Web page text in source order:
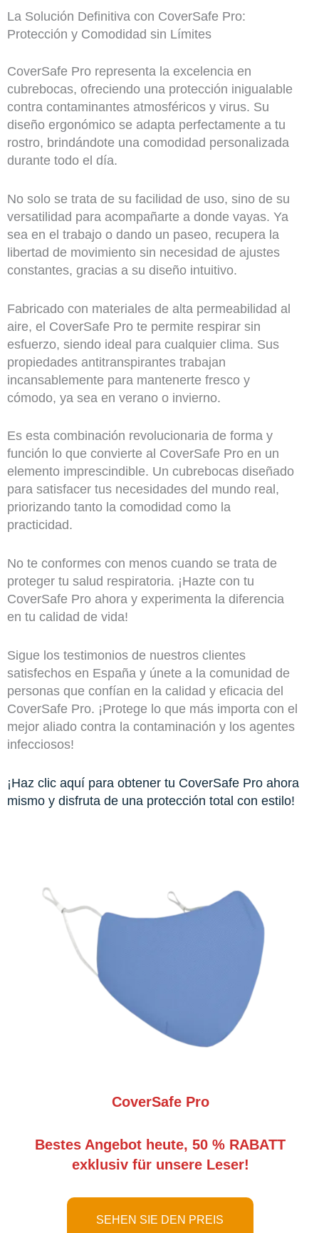
La Solución Definitiva con CoverSafe Pro:
Protección y Comodidad sin Límites
CoverSafe Pro representa la excelencia en
cubrebocas, ofreciendo una protección inigualable
contra contaminantes atmosféricos y virus. Su
diseño ergonómico se adapta perfectamente a tu
rostro, brindándote una comodidad personalizada
durante todo el día.
No solo se trata de su facilidad de uso, sino de su
versatilidad para acompañarte a donde vayas. Ya
sea en el trabajo o dando un paseo, recupera la
libertad de movimiento sin necesidad de ajustes
constantes, gracias a su diseño intuitivo.
Fabricado con materiales de alta permeabilidad al
aire, el CoverSafe Pro te permite respirar sin
esfuerzo, siendo ideal para cualquier clima. Sus
propiedades antitranspirantes trabajan
incansablemente para mantenerte fresco y
cómodo, ya sea en verano o invierno.
Es esta combinación revolucionaria de forma y
función lo que convierte al CoverSafe Pro en un
elemento imprescindible. Un cubrebocas diseñado
para satisfacer tus necesidades del mundo real,
priorizando tanto la comodidad como la
practicidad.
No te conformes con menos cuando se trata de
proteger tu salud respiratoria. ¡Hazte con tu
CoverSafe Pro ahora y experimenta la diferencia
en tu calidad de vida!
Sigue los testimonios de nuestros clientes
satisfechos en España y únete a la comunidad de
personas que confían en la calidad y eficacia del
CoverSafe Pro. ¡Protege lo que más importa con el
mejor aliado contra la contaminación y los agentes
infecciosos!
¡Haz clic aquí para obtener tu CoverSafe Pro ahora
mismo y disfruta de una protección total con estilo!
CoverSafe Pro
Bestes Angebot heute, 50 % RABATT
exklusiv für unsere Leser!
SEHEN SIE DEN PREIS